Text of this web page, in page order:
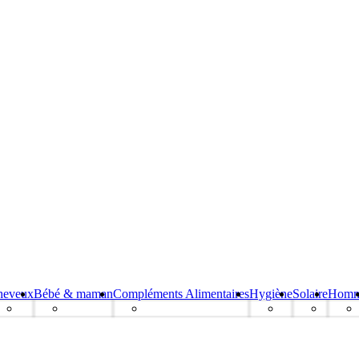
Bébé & mamanCompléments AlimentairesHygièneSolaire